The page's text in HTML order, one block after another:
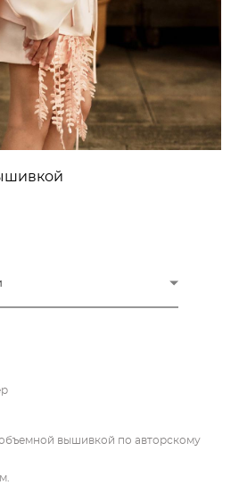
вышивкой по авторскому